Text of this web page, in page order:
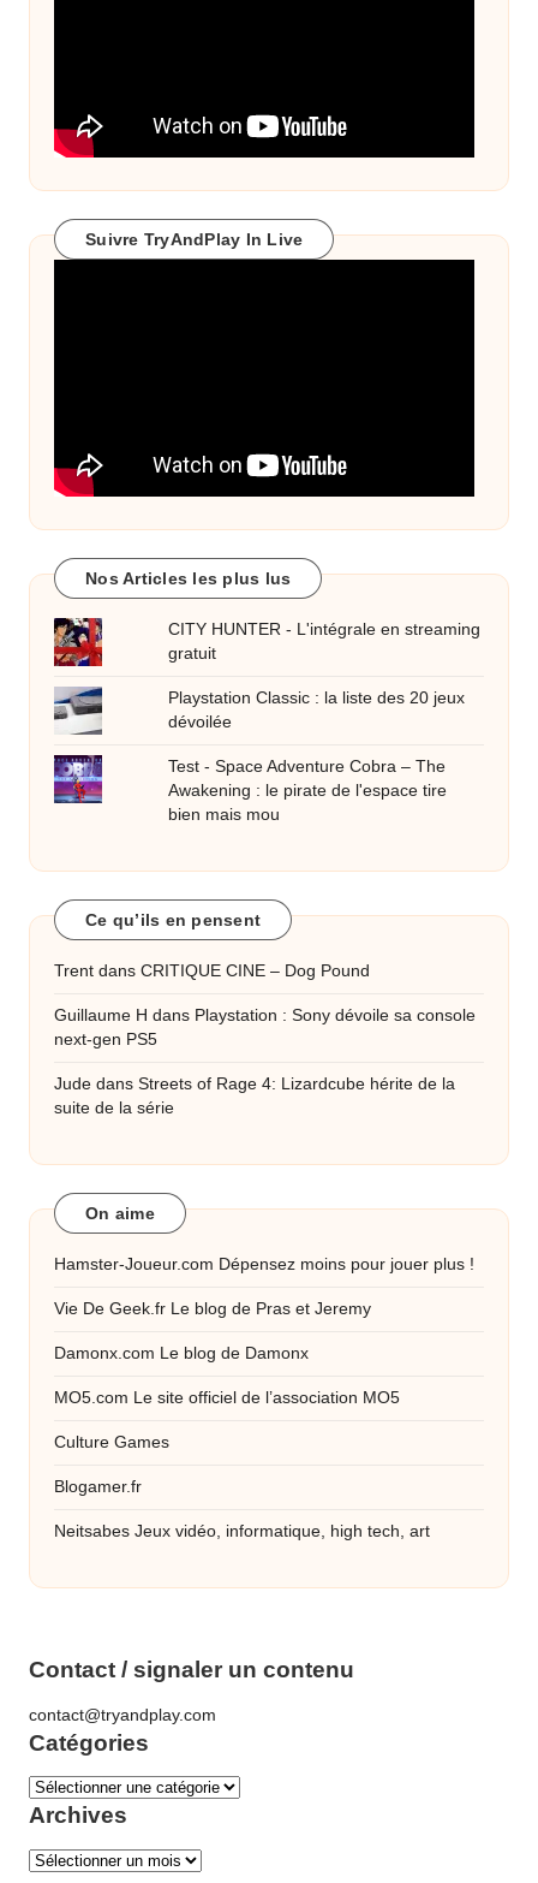
Suivre TryAndPlay In Live
Nos Articles les plus lus
CITY HUNTER - L'intégrale en streaming
gratuit
Playstation Classic : la liste des 20 jeux
dévoilée
Test - Space Adventure Cobra – The
Awakening : le pirate de l'espace tire
bien mais mou
Ce qu’ils en pensent
Trent dans CRITIQUE CINE – Dog Pound
Guillaume H dans Playstation : Sony dévoile sa console
next-gen PS5
Jude dans Streets of Rage 4: Lizardcube hérite de la
suite de la série
On aime
Hamster-Joueur.com Dépensez moins pour jouer plus !
Vie De Geek.fr Le blog de Pras et Jeremy
Damonx.com Le blog de Damonx
MO5.com Le site officiel de l’association MO5
Culture Games
Blogamer.fr
Neitsabes Jeux vidéo, informatique, high tech, art
Contact / signaler un contenu
contact@tryandplay.com
Catégories
Catégories
Archives
Archives